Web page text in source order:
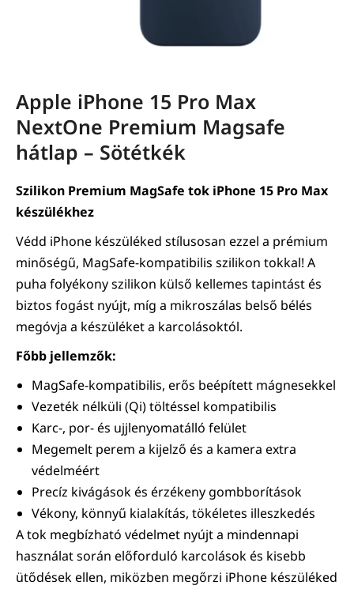
Apple iPhone 15 Pro Max
NextOne Premium Magsafe
hátlap – Sötétkék
Szilikon Premium MagSafe tok iPhone 15 Pro Max
készülékhez
Védd iPhone készüléked stílusosan ezzel a prémium
minőségű, MagSafe-kompatibilis szilikon tokkal! A
puha folyékony szilikon külső kellemes tapintást és
biztos fogást nyújt, míg a mikroszálas belső bélés
megóvja a készüléket a karcolásoktól.
Főbb jellemzők:
MagSafe-kompatibilis, erős beépített mágnesekkel
Vezeték nélküli (Qi) töltéssel kompatibilis
Karc-, por- és ujjlenyomatálló felület
Megemelt perem a kijelző és a kamera extra
védelméért
Precíz kivágások és érzékeny gombborítások
Vékony, könnyű kialakítás, tökéletes illeszkedés
A tok megbízható védelmet nyújt a mindennapi
használat során előforduló karcolások és kisebb
ütődések ellen, miközben megőrzi iPhone készüléked